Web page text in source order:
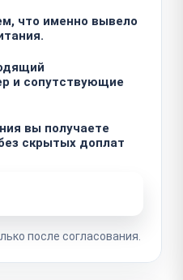
что именно вывело
и сопутствующие
вы получаете
скрытых доплат
после согласования.